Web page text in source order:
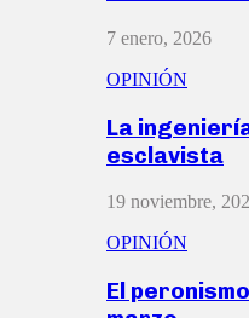
7 enero, 2026
OPINIÓN
La
esclavista
19 noviembre,
OPINIÓN
El